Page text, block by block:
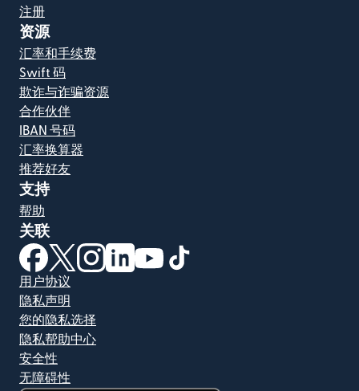
注册
资源
汇率和手续费
Swift 码
欺诈与诈骗资源
合作伙伴
IBAN 号码
汇率换算器
推荐好友
支持
帮助
关联
（在新窗口中打开）
（在新窗口中打开）
（在新窗口中打开）
（在新窗口中打开）
（在新窗口中打开）
用户协议
隐私声明
您的隐私选择
隐私帮助中心
安全性
无障碍性